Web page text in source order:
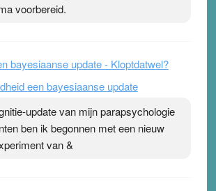
voorbereid.
bayesiaanse update - Kloptdatwel?
een bayesiaanse update
update van mijn parapsychologie
ben ik begonnen met een nieuw
van &